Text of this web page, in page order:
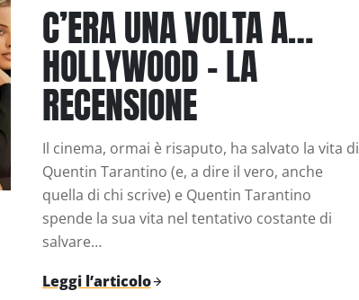
C’ERA UNA VOLTA A…
HOLLYWOOD – LA
RECENSIONE
Il cinema, ormai è risaputo, ha salvato la vita di
Quentin Tarantino (e, a dire il vero, anche
quella di chi scrive) e Quentin Tarantino
spende la sua vita nel tentativo costante di
salvare…
Leggi l’articolo